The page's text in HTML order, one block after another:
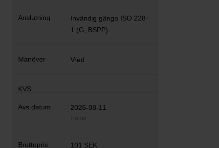
Invändig gänga ISO 228-
1 (G, BSPP)
Vred
2026-08-11
I lager
101 SEK